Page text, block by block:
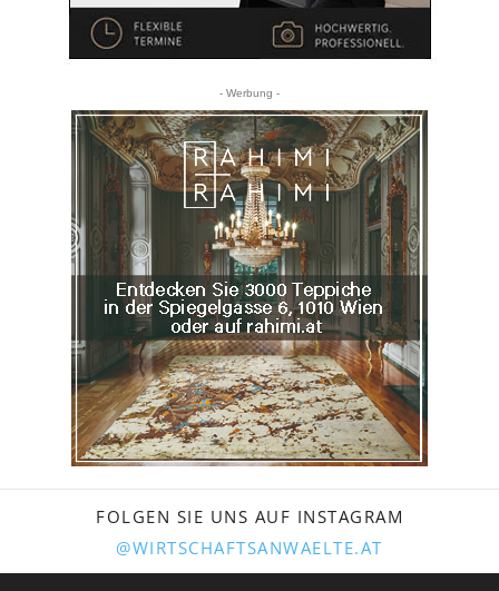
- Werbung -
FOLGEN SIE UNS AUF INSTAGRAM
@WIRTSCHAFTSANWAELTE.AT